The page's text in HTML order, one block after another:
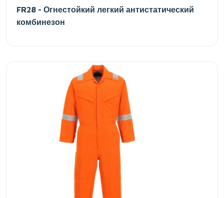
FR28 - Огнестойкий легкий антистатический
комбинезон